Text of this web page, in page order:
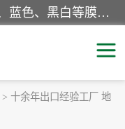
该类保护膜有复合，透明、奶白、蓝色、黑白等膜型。特高粘，高粘，中高粘，中粘，中低粘，低粘等。对于不同的粘力要求有相应的产品相适配。无胶渍残留污染。在较宽的收卷幅度下平整无皱纹，收卷长度大，利于机械化及自动化施工粘贴。为您的产品提供的表面保护解决方案。 产品广泛适用于：铝材、不锈钢、金属、塑料、电子、家电、家具、玻璃、化工材料、装饰材料等。
> 十余年出口经验工厂 地